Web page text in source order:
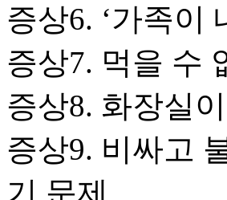
증상6. ‘가족이
증상7. 먹을 수
증상8. 화장실
증상9. 비싸고
기 문제